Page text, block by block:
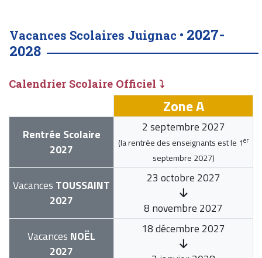
Vacances Scolaires Juignac • 2027-
2028
Calendrier Scolaire Officiel ⤵
Zone A
Rentrée Scolaire
2027
2 septembre 2027
(la rentrée des enseignants est le 1er
septembre 2027)
Vacances TOUSSAINT
2027
23 octobre 2027
8 novembre 2027
Vacances NOËL
2027
18 décembre 2027